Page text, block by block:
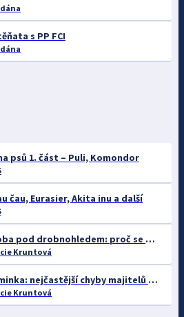
s PP FCI
psů 1. část – Puli, Komondor
čau, Eurasier, Akita inu a další
Aujezskyho choroba pod drobnohledem: proč se o ní nyní mluví více než dříve
Kruntová
Pes a příchod miminka: nejčastější chyby majitelů a jak se jim vyhnout
Kruntová